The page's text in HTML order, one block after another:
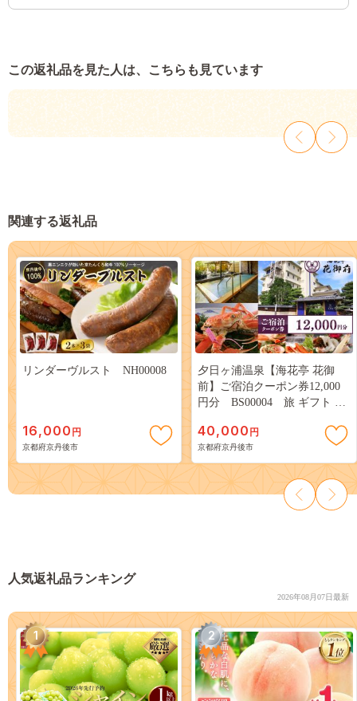
この返礼品を見た人は、こちらも見ています
関連する返礼品
リンダーヴルスト NH00008
16,000 円
京都府京丹後市
夕日ヶ浦温泉【海花亭 花御
前】ご宿泊クーポン券12,000
円分 BS00004 旅 ギフト 天
の 京都旅行 カニ旅行 カニ旅
カニ 温泉 海水浴
40,000 円
京都府京丹後市
人気返礼品ランキング
2026年08月07日最新
1 2